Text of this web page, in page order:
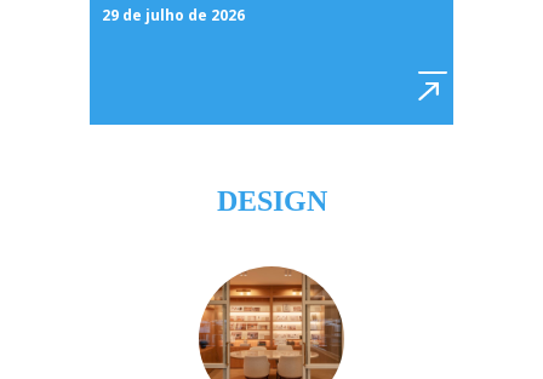
29 de julho de 2026
DESIGN